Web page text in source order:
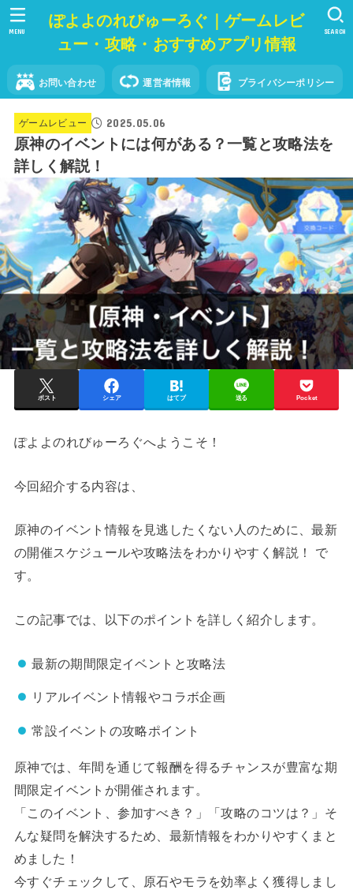
ぽよよのれびゅーろぐ｜ゲームレビ
ュー・攻略・おすすめアプリ情報
お問い合わせ 運営者情報 プライバシーポリシー
SEARCH
MENU
ゲームレビュー 2025.05.06
原神のイベントには何がある？一覧と攻略法を
詳しく解説！
ポスト シェア はてブ 送る Pocket
ぽよよのれびゅーろぐへようこそ！
今回紹介する内容は、
原神のイベント情報を見逃したくない人のために、最新
の開催スケジュールや攻略法をわかりやすく解説！ で
す。
この記事では、以下のポイントを詳しく紹介します。
最新の期間限定イベントと攻略法
リアルイベント情報やコラボ企画
常設イベントの攻略ポイント
原神では、年間を通じて報酬を得るチャンスが豊富な期
間限定イベントが開催されます。
「このイベント、参加すべき？」「攻略のコツは？」そ
んな疑問を解決するため、最新情報をわかりやすくまと
めました！
今すぐチェックして、原石やモラを効率よく獲得しまし